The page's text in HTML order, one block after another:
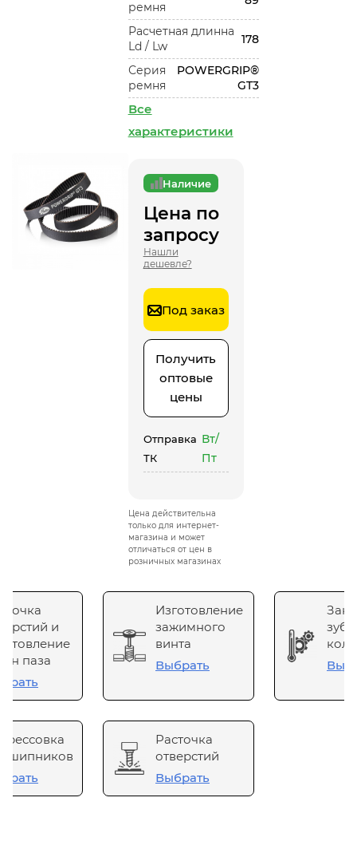
ремня
Расчетная длинна
Ld / Lw
178
Серия
ремня
POWERGRIP®
GT3
Все
характеристики
Наличие
Цена по
запросу
Нашли
дешевле?
Под заказ
Получить
оптовые
цены
Отправка
ТК
Вт/
Пт
Цена действительна
только для интернет-
магазина и может
отличаться от цен в
розничных магазинах
и
паза
Изготовление
зажимного
винта
Выбрать
Расточка
отверстий
Выбрать